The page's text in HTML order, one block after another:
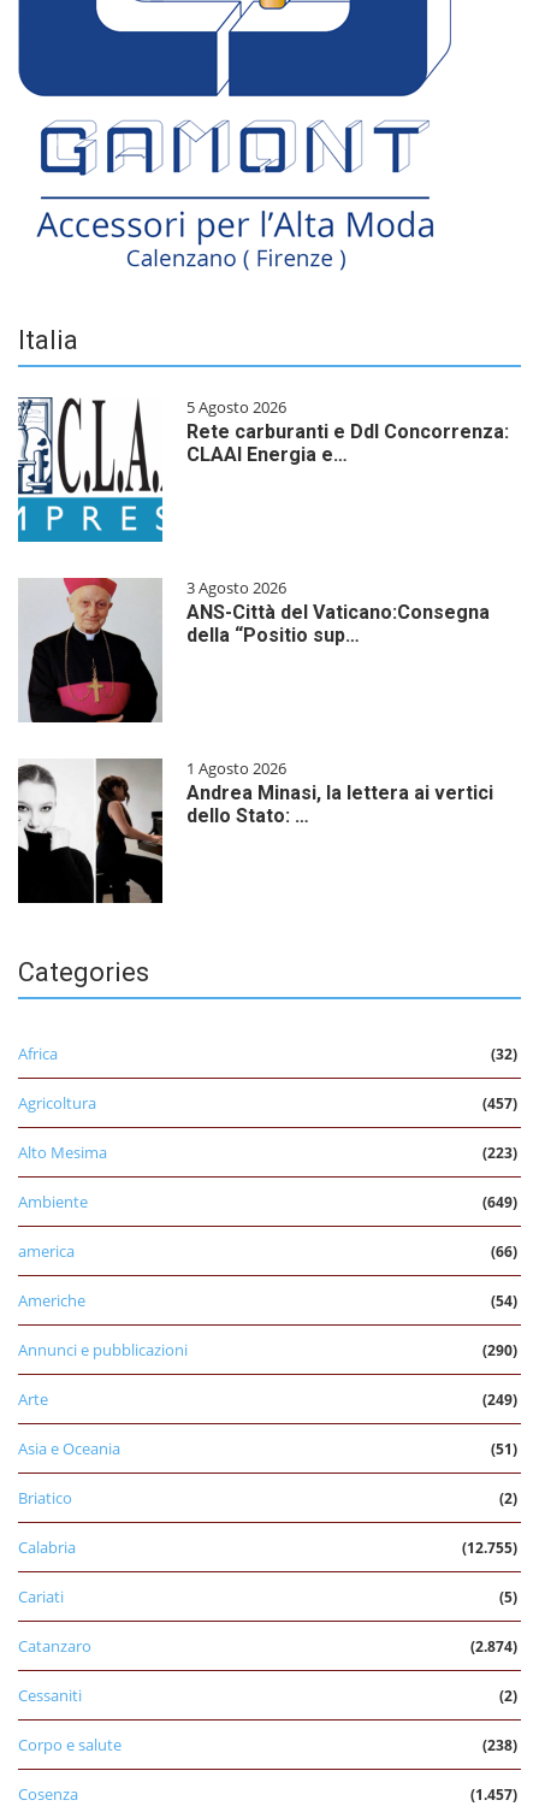
Italia
5 Agosto 2026
Rete carburanti e Ddl Concorrenza:
CLAAI Energia e…
3 Agosto 2026
ANS-Città del Vaticano:Consegna
della “Positio sup…
1 Agosto 2026
Andrea Minasi, la lettera ai vertici
dello Stato: …
Categories
Africa (32)
Agricoltura (457)
Alto Mesima (223)
Ambiente (649)
america (66)
Americhe (54)
Annunci e pubblicazioni (290)
Arte (249)
Asia e Oceania (51)
Briatico (2)
Calabria (12.755)
Cariati (5)
Catanzaro (2.874)
Cessaniti (2)
Corpo e salute (238)
Cosenza (1.457)